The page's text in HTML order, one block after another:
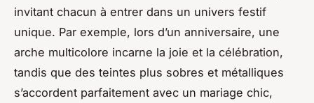
invitant chacun à entrer dans un univers festif
unique. Par exemple, lors d’un anniversaire, une
arche multicolore incarne la joie et la célébration,
tandis que des teintes plus sobres et métalliques
s’accordent parfaitement avec un mariage chic,